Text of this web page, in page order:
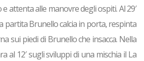
attenta alle manovre degli ospiti. Al 29′
partita Brunello calcia in porta, respinta
sui piedi di Brunello che insacca. Nella
al 12′ sugli sviluppi di una mischia il La